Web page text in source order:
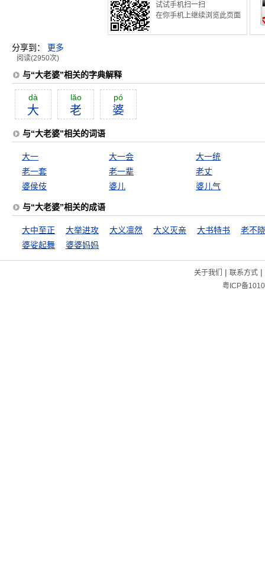
试试手机扫一扫
在你手机上继续浏览此页面
分享到： 更多
阅读(2950次)
与“大老婆”相关的字典解释
dà
大
lăo
老
pó
婆
与“大老婆”相关的词语
大一 大一会
大一统
老一套
老一辈
老丈
婆侯伎
婆儿 婆儿气
与“大老婆”相关的成语
大中至正 大举进攻 大义凛然 大义灭亲 大书特书
老不
婆娑起舞
婆婆妈妈
关于我们 | 联系方式|
粤ICP备